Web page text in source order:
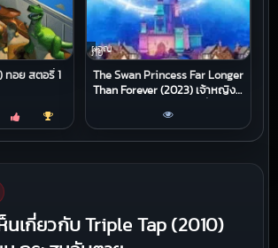
ทอย สตอรี่ 1
ผจญ
ภัย
The Swan Princess Far Longer
Than Forever (2023) เจ้าหญิง
นเกี่ยวกับ Triple Tap (2010)